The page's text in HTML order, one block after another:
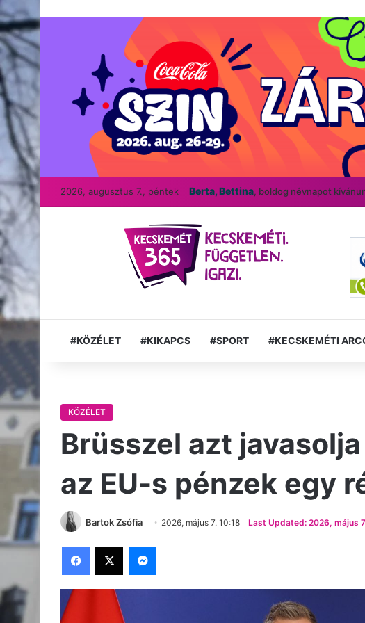
2026, augusztus 7., péntek Berta, Bettina, boldog névnapot
#KÖZÉLET #KIKAPCS #SPORT #KECSKEMÉTI
KÖZÉLET
Brüsszel azt
az EU-s pénzek egy
Bartok Zsófia 2026, május 7. 10:18 Last Updated: 2026, május
Facebook
X Messenger